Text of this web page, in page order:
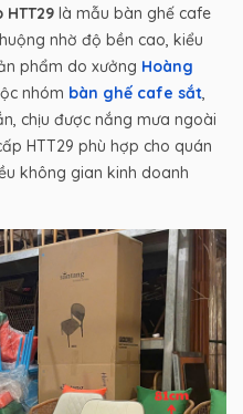
là mẫu bàn ghế cafe
nhờ độ bền cao, kiểu
phẩm do xưởng Hoàng
nhóm bàn ghế cafe sắt
chịu được nắng mưa ngoài
HTT29 phù hợp cho quán
không gian kinh doanh